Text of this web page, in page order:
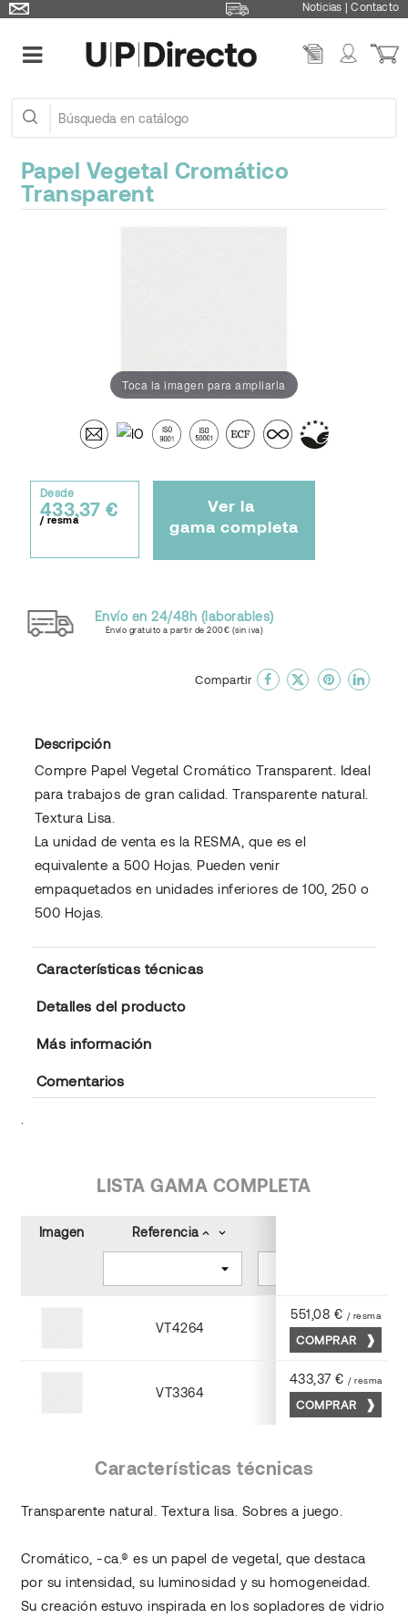
Noticias |Contacto
Papel Vegetal Cromático
Transparent
Toca la imagen para ampliarla
Desde
433,37 €
/ resma
Ver la
gama completa
Envío en 24/48h (laborables)
Envío gratuito a partir de 200€ (sin iva)
Compartir
Descripción
Compre Papel Vegetal Cromático Transparent. Ideal
para trabajos de gran calidad. Transparente natural.
Textura Lisa.
La unidad de venta es la RESMA, que es el
equivalente a 500 Hojas. Pueden venir
empaquetados en unidades inferiores de 100, 250 o
500 Hojas.
Características técnicas
Detalles del producto
Más información
Comentarios
LISTA GAMA COMPLETA
Imagen Referencia keyboard_arrow_up keyboard_arrow_down
VT4264 64 x 92
551,08 € / resma
COMPRAR
VT3364 64 x 92
433,37 € / resma
COMPRAR
Características técnicas
Transparente natural. Textura lisa. Sobres a juego.
Cromático, -ca.® es un papel de vegetal, que destaca
por su intensidad, su luminosidad y su homogeneidad.
Su creación estuvo inspirada en los sopladores de vidrio